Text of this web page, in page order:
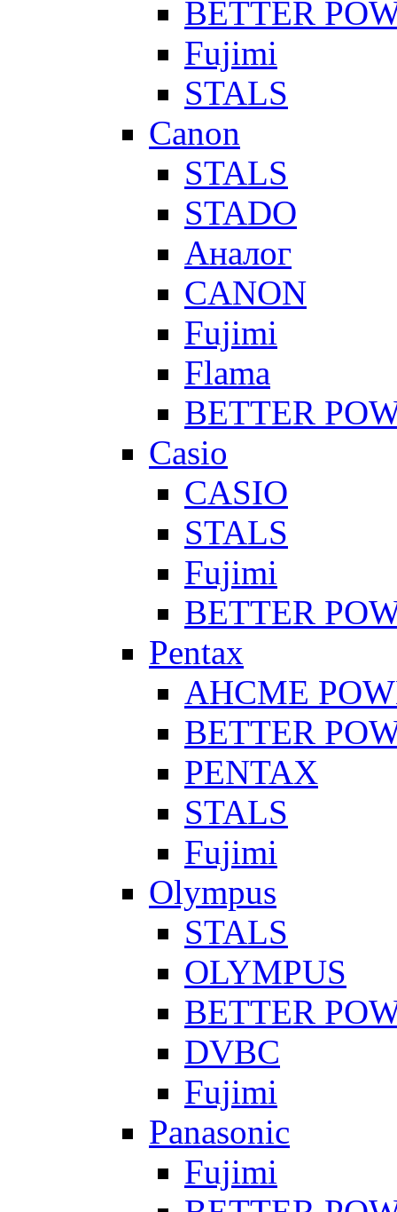
BETTER
Fujimi
STALS
Canon
STALS
STADO
Аналог
CANON
Fujimi
Flama
BETTER
Casio
CASIO
STALS
Fujimi
BETTER
Pentax
AHCME
BETTER
PENTAX
STALS
Fujimi
Olympus
STALS
OLYMPUS
BETTER
DVBC
Fujimi
Panasonic
Fujimi